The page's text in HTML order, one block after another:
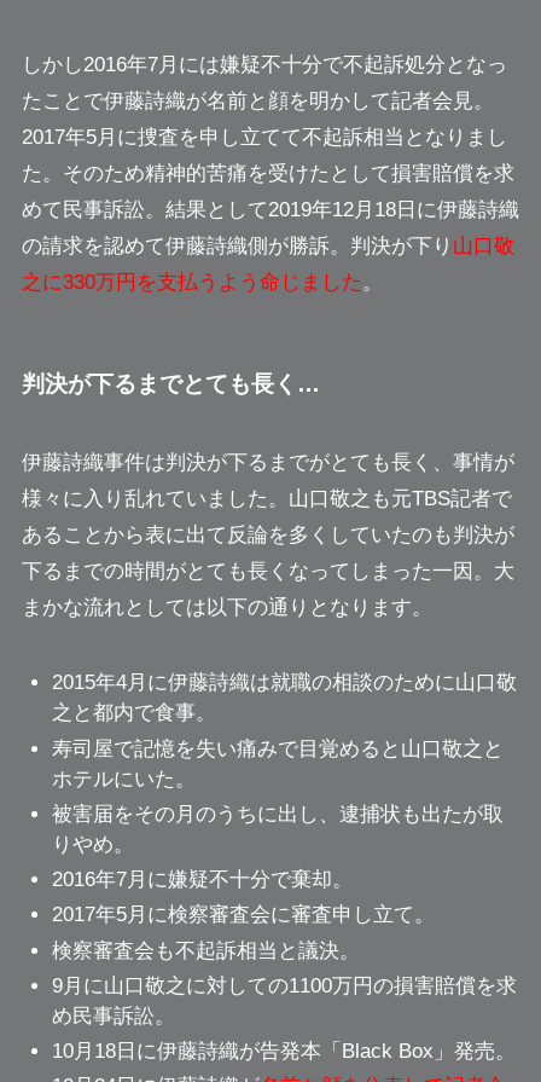
しかし2016年7月には嫌疑不十分で不起訴処分となっ
たことで伊藤詩織が名前と顔を明かして記者会見。
2017年5月に捜査を申し立てて不起訴相当となりまし
た。そのため精神的苦痛を受けたとして損害賠償を求
めて民事訴訟。結果として2019年12月18日に伊藤詩織
の請求を認めて伊藤詩織側が勝訴。判決が下り 山口敬
之に330万円を支払うよう命じました 。
判決が下るまでとても長く…
伊藤詩織事件は判決が下るまでがとても長く、事情が
様々に入り乱れていました。山口敬之も元TBS記者で
あることから表に出て 反論を多くしていたのも判決が
下るまでの時間がとても長くなってしまった一因。大
まかな流れとしては以下の通りとなります。
2015年4月に伊藤詩織は就職の相談のために山口敬
之と都内で食事。
寿司屋で記憶を失い痛みで目覚めると山口敬之と
ホテルにいた。
被害届をその月のうちに出し、逮捕状も出たが取
りやめ。
2016年7月に嫌疑不十分で棄却。
2017年5月に検察審査会に審査申し立て。
検察審査会も不起訴相当と議決。
9月に山口敬之に対しての1100万円の損害賠償を求
め民事訴訟。
10月18日に伊藤詩織が告発本「Black Box」発売。